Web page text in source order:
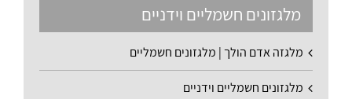
מלגזונים חשמליים וידניים
מלגזה אדם הולך | מלגזונים חשמליים
מלגזונים חשמליים וידניים